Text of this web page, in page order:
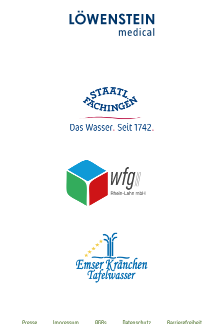
Presse Impressum AGBs Datenschutz Barrierefreiheit